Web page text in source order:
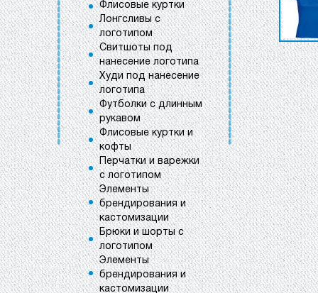
Флисовые куртки
Лонгсливы с
логотипом
Свитшоты под
нанесение логотипа
Худи под нанесение
логотипа
Футболки с длинным
рукавом
Флисовые куртки и
кофты
Перчатки и варежки
с логотипом
Элементы
брендирования и
кастомизации
Брюки и шорты с
логотипом
Элементы
брендирования и
кастомизации